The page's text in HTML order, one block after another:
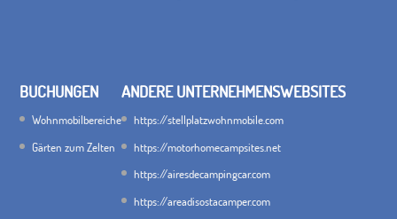
BUCHUNGEN
Wohnmobilbereiche
Gärten zum Zelten
ANDERE UNTERNEHMENSWEBSITES
https://stellplatzwohnmobile.com
https://motorhomecampsites.net
https://airesdecampingcar.com
https://areadisostacamper.com